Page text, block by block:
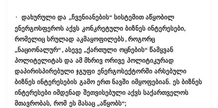
· დახურული და „ჩვენიანების“ სისტემით აწყობილ
ენერგოსფეროს აქვს კონკრეტული ბიზნეს ინტერესები,
რომელიც სრულად აკმაყოფილებს,როგორც
„ნაციონალურ“,ასევე „ქართული ოცნების“ წამყვან
პოლიტელიტას და ამ მხრივ ორივე პოლიტიკურად
დაპირისპირებული ჯგუფი ენერგოსექტორში არსებული
ბიზნეს ინტერესების გამო ერთ ნავში იმყოფებიან. ეს ბიზნეს
ინტერესები იმდენად შეთვისებული აქვს საქართველოს
მთავრობას, რომ ეს მასაც „აწყობს“;